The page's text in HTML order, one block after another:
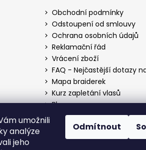
umožnili
analýze
jeho
Odmítnout
Obchodní podmínky
Odstoupení od smlouvy
Ochrana osobních údajů
Reklamační řád
Vrácení zboží
FAQ - Nejčastější dotazy
Mapa braiderek
Kurz zapletání vlasů
Blog
O nás
Kontakt